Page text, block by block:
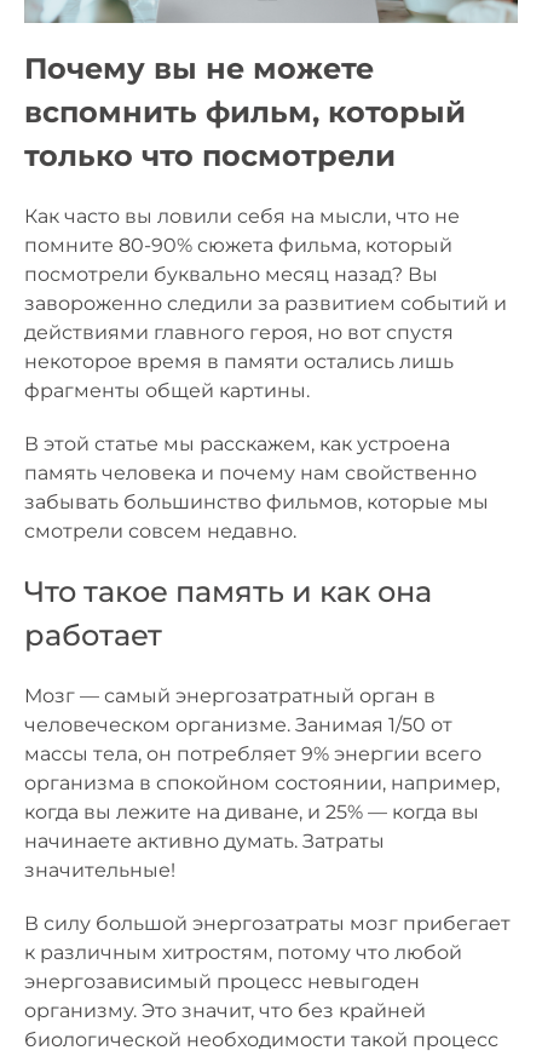
Почему вы не можете
вспомнить фильм, который
только что посмотрели
Как часто вы ловили себя на мысли, что не
помните 80-90% сюжета фильма, который
посмотрели буквально месяц назад? Вы
завороженно следили за развитием событий и
действиями главного героя, но вот спустя
некоторое время в памяти остались лишь
фрагменты общей картины.
В этой статье мы расскажем, как устроена
память человека и почему нам свойственно
забывать большинство фильмов, которые мы
смотрели совсем недавно.
Что такое память и как она
работает
Мозг — самый энергозатратный орган в
человеческом организме. Занимая 1/50 от
массы тела, он потребляет 9% энергии всего
организма в спокойном состоянии, например,
когда вы лежите на диване, и 25% — когда вы
начинаете активно думать. Затраты
значительные!
В силу большой энергозатраты мозг прибегает
к различным хитростям, потому что любой
энергозависимый процесс невыгоден
организму. Это значит, что без крайней
биологической необходимости такой процесс